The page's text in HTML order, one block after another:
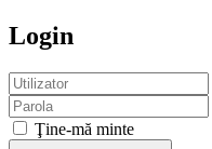
Login
Ţine-mă minte